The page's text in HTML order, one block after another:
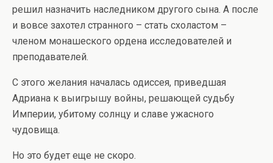
решил назначить наследником другого сына. А после
и вовсе захотел странного – стать схоластом –
членом монашеского ордена исследователей и
преподавателей.
С этого желания началась одиссея, приведшая
Адриана к выигрышу войны, решающей судьбу
Империи, убитому солнцу и славе ужасного
чудовища.
Но это будет еще не скоро.